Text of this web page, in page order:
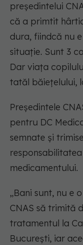
președintelui
că a primtit
dura, fiindcă nu
situaţie. Sunt 3
Dar viața
tatăl băiețelului,
Președintele
pentru DC
semnate și
medicamentului.
„Bani sunt, nu e
CNAS să trimită
tratamentul la
București, iar